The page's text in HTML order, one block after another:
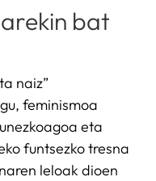
bat
naiz”
feminismoa
eta
funtsezko tresna
leloak dioen